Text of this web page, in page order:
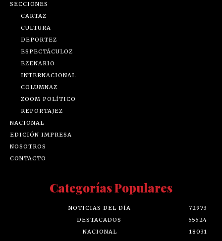
SECCIONES
CARTAZ
CULTURA
DEPORTEZ
ESPECTÁCULOZ
EZENARIO
INTERNACIONAL
COLUMNAZ
ZOOM POLÍTICO
REPORTAJEZ
NACIONAL
EDICIÓN IMPRESA
NOSOTROS
CONTACTO
Categorías Populares
NOTICIAS DEL DÍA
72973
DESTACADOS
55524
NACIONAL
18031